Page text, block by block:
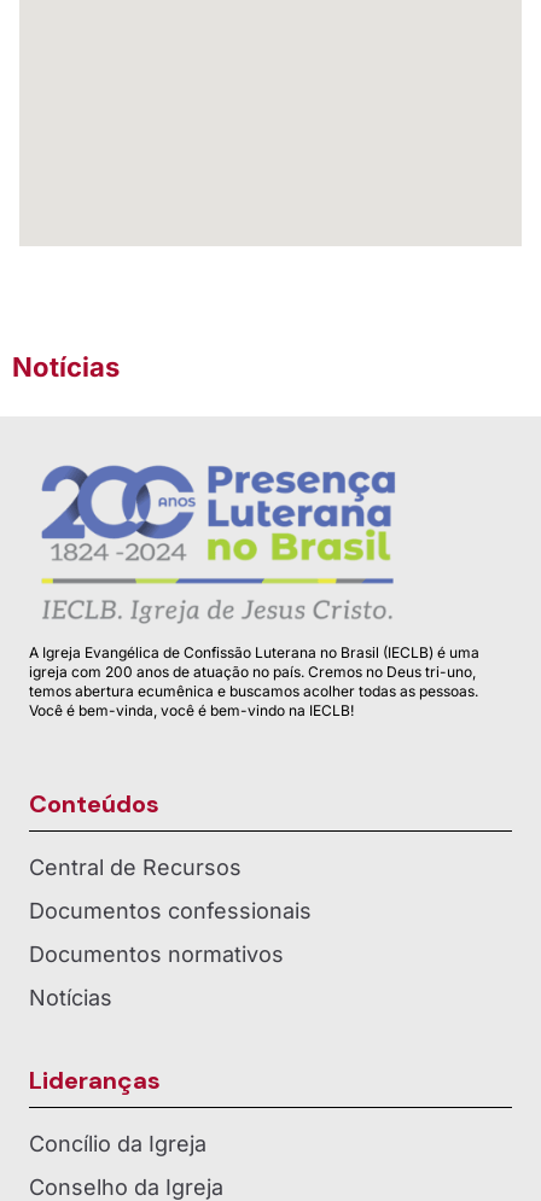
Notícias
A Igreja Evangélica de Confissão Luterana no Brasil (IECLB) é uma
igreja com 200 anos de atuação no país. Cremos no Deus tri-uno,
temos abertura ecumênica e buscamos acolher todas as pessoas.
Você é bem-vinda, você é bem-vindo na IECLB!
Conteúdos
Central de Recursos
Documentos confessionais
Documentos normativos
Notícias
Lideranças
Concílio da Igreja
Conselho da Igreja